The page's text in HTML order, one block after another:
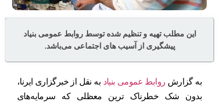
این مطلب تهیه و تنظیم شده توسط روابط عمومی بنیاد
پیشگیری از آسیب های اجتماعی می‌باشد.
به گزارش روابط عمومی بنیاد به نقل از خبرگزاری ایرنا،
بدون شک خطرناک ترین معظلی که سرمایه‌های